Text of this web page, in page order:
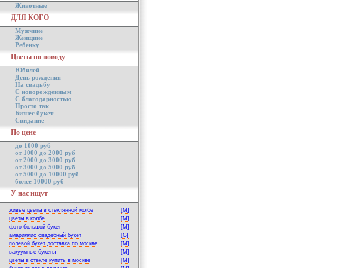
Животные
ДЛЯ КОГО
Мужчине
Женщине
Ребенку
Цветы по поводу
Юбилей
День рождения
На свадьбу
С новорожденным
С благодарностью
Просто так
Бизнес букет
Свидание
По цене
до 1000 руб
от 1000 до 2000 руб
от 2000 до 3000 руб
от 3000 до 5000 руб
от 5000 до 10000 руб
более 10000 руб
У нас ищут
живые цветы в стеклянной колбе
[M]
цветы в колбе
[M]
фото большой букет
[M]
амариллис свадебный букет
[G]
полевой букет доставка по москве
[M]
вакуумные букеты
[M]
цветы в стекле купить в москве
[M]